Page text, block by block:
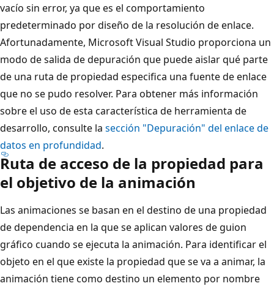
vacío sin error, ya que es el comportamiento
predeterminado por diseño de la resolución de enlace.
Afortunadamente, Microsoft Visual Studio proporciona un
modo de salida de depuración que puede aislar qué parte
de una ruta de propiedad especifica una fuente de enlace
que no se pudo resolver. Para obtener más información
sobre el uso de esta característica de herramienta de
desarrollo, consulte la sección "Depuración" del enlace de
datos en profundidad.
Ruta de acceso de la propiedad para
el objetivo de la animación
Las animaciones se basan en el destino de una propiedad
de dependencia en la que se aplican valores de guion
gráfico cuando se ejecuta la animación. Para identificar el
objeto en el que existe la propiedad que se va a animar, la
animación tiene como destino un elemento por nombre